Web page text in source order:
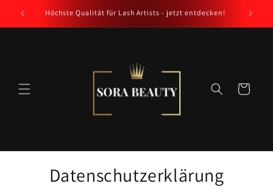
zum
Höchste Qualität für Lash Artists - jetzt entdecken!
Warenkorb
Datenschutzerklärung